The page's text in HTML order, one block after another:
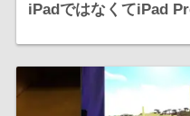
iPadではなくてiPad